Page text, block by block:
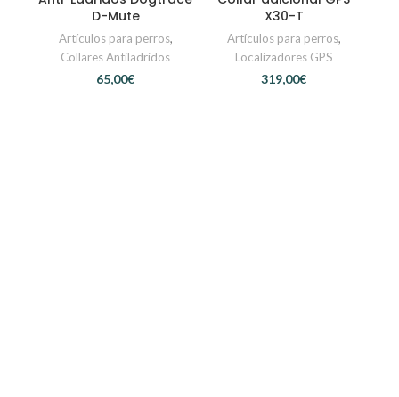
D-Mute
Artículos para perros,
Collares Antiladridos
€
X30-T
Artículos para perros,
Localizadores GPS
€